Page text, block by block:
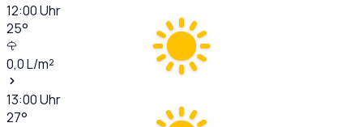
12:00Uhr
25°
0,0L/m²
13:00Uhr
27°